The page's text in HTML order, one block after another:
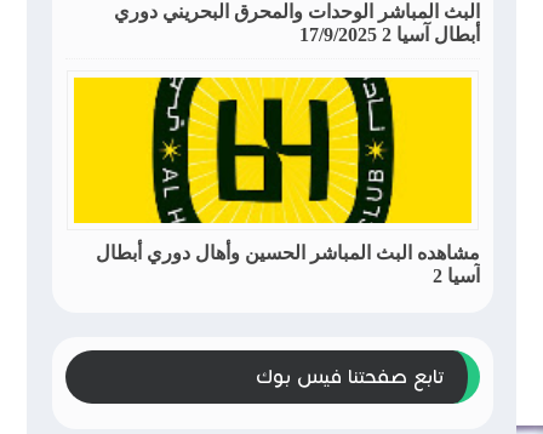
البث المباشر الوحدات والمحرق البحريني دوري
أبطال آسيا 2 17/9/2025
مشاهده البث المباشر الحسين وأهال دوري أبطال
آسيا 2
تابع صفحتنا فيس بوك